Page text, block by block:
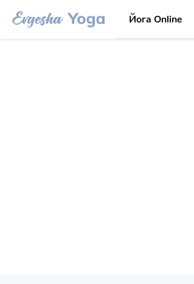
Йога Online